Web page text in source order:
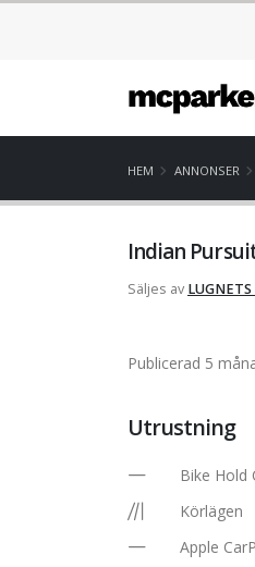
HEM ANNONSER
Indian
Säljes av
Publicerad 5
Utrustning
Bike Hold
Körlägen
Apple